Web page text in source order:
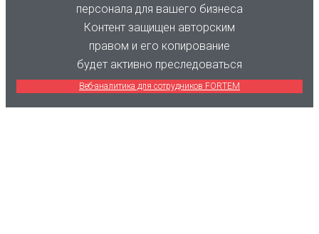
персонала для вашего бизнеса
Контент защищен авторским
правом и его копирование
будет активно преследоваться
Веб-аналитика для сотрудников FORTEM